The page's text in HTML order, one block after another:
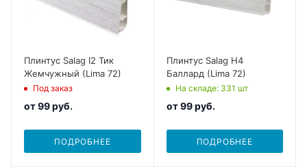
Плинтус Salag I2 Тик
Жемчужный (Lima 72)
Под заказ
от99 руб.
ПОДРОБНЕЕ
Плинтус Salag H4
Баллард (Lima 72)
На складе: 331 шт
от99 руб.
ПОДРОБНЕЕ